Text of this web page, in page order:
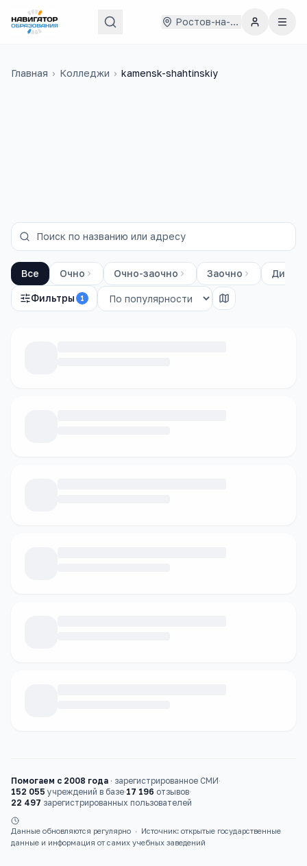
Ростов-на-Дону
Главная › Колледжи › kamensk-shahtinskiy
Все Очно Очно-заочно Заочно
Фильтры 1
Помогаем с 2008 года · зарегистрированное СМИ·
152 055 учреждений в базе·17 196 отзывов·
22 497 зарегистрированных пользователей
Данные обновляются регулярно ·
Источник: открытые государственные
данные и информация от самих учебных заведений